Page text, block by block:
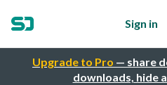
Upgrade to Pro — share
downloads, hide
Sign in